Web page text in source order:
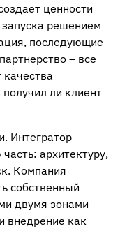
ценности
решением
последующие
– все
качества
получил ли клиент
Интегратор
архитектуру,
Компания
собственный
двумя зонами
внедрение как